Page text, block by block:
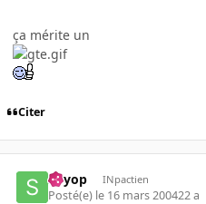
ça mérite un
Citer
siryop INpactien
Posté(e) le 16 mars 200422 a